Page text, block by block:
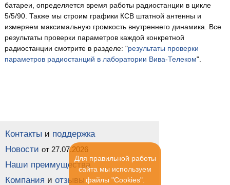
батареи, определяется время работы радиостанции в цикле
5/5/90. Также мы строим графики КСВ штатной антенны и
измеряем максимальную громкость внутреннего динамика. Все
результаты проверки параметров каждой конкретной
радиостанции смотрите в разделе: "результаты проверки
параметров радиостанций в лаборатории Вива-Телеком".
Контакты и поддержка
Новости от 27.07.2026
Наши преимущества
Компания и отзывы
Для правильной работы
сайта мы используем
файлы "Cookies".